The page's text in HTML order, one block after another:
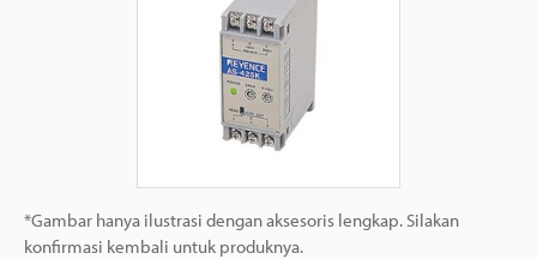
*Gambar hanya ilustrasi dengan aksesoris lengkap. Silakan
konfirmasi kembali untuk produknya.